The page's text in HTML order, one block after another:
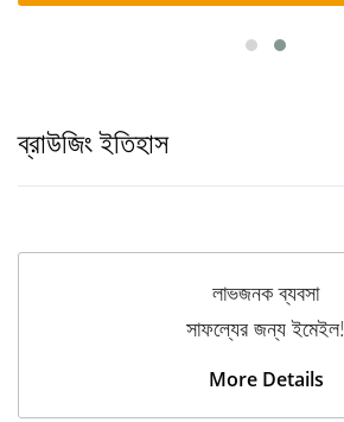
ব্রাউজিং ইতিহাস
লাভজনক ব্যবসা
সাফল্যের জন্য ইমেইল!
More Details